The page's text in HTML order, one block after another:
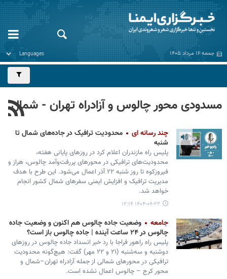
جمعه ۱۶ مرداد ۱۴۰۵
مسدودی محور چالوس و آزادراه تهران - شمال
چند رسانه ای
محدودیت ترافیک در جاده‌های شمال تا
شنبه
پلیس راه مازندران اعلام کرد در روزهای پایانی هفته،
محدودیت‌های ترافیکی در محورهای پررفت‌وآمد چالوس، هراز و
فیروزکوه تا روز شنبه ۲۲ آذر اعمال می‌شود. این طرح با هدف
مدیریت ترافیک و افزایش ایمنی سفرهای شمال کشور انجام
خواهد شد.
۱۴۰۴-۰۹-۲۲ ۱۲:۱۴
جامعه
وضعیت جاده چالوس هم اکنون و وضعیت جاده
چالوس در ۲۴ ساعت آینده | جاده چالوس باز است؟
پلیس راه راهور فراجا با رد خبر انسداد جاده چالوس در روزهای
دوشنبه و سه‌شنبه (۲۱ و ۲۲ مهر) گفت: هیچ‌گونه محدودیت
ترافیکی در محورهای شمالی از جمله آزادراه تهران–شمال و
محور کرج – چالوس اعمال نشده است.